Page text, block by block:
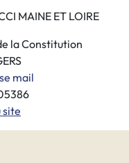
MAINE ET LOIRE
la Constitution
mail
site